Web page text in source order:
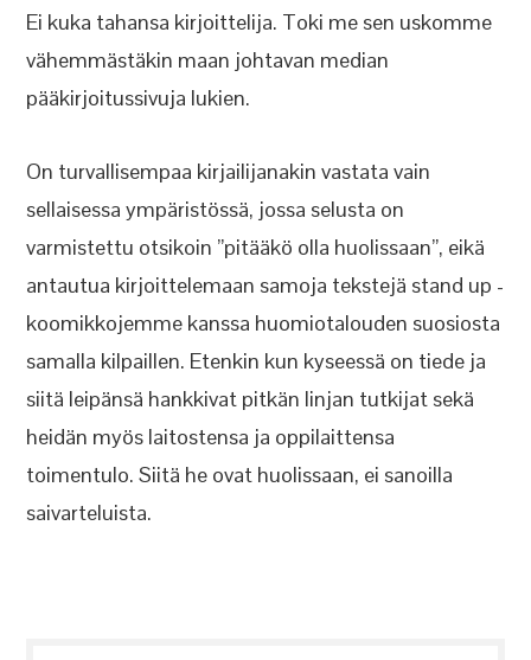
Ei kuka tahansa kirjoittelija. Toki me sen uskomme
vähemmästäkin maan johtavan median
pääkirjoitussivuja lukien.
On turvallisempaa kirjailijanakin vastata vain
sellaisessa ympäristössä, jossa selusta on
varmistettu otsikoin ”pitääkö olla huolissaan”, eikä
antautua kirjoittelemaan samoja tekstejä stand up -
koomikkojemme kanssa huomiotalouden suosiosta
samalla kilpaillen. Etenkin kun kyseessä on tiede ja
siitä leipänsä hankkivat pitkän linjan tutkijat sekä
heidän myös laitostensa ja oppilaittensa
toimentulo. Siitä he ovat huolissaan, ei sanoilla
saivarteluista.